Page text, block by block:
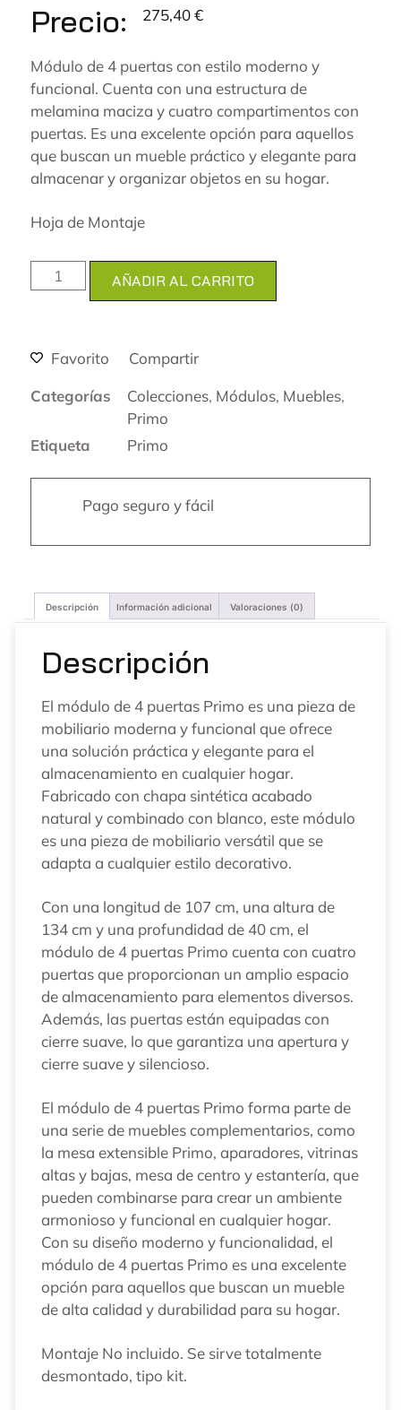
Precio: 275,40€
Módulo de 4 puertas con estilo moderno y
funcional. Cuenta con una estructura de
melamina maciza y cuatro compartimentos con
puertas. Es una excelente opción para aquellos
que buscan un mueble práctico y elegante para
almacenar y organizar objetos en su hogar.
Hoja de Montaje
AÑADIR AL CARRITO
Favorito
Compartir
Categorías
Colecciones, Módulos, Muebles,
Primo
Etiqueta
Primo
Pago seguro y fácil
Descripción Información adicional Valoraciones (0)
Descripción
El módulo de 4 puertas Primo es una pieza de
mobiliario moderna y funcional que ofrece
una solución práctica y elegante para el
almacenamiento en cualquier hogar.
Fabricado con chapa sintética acabado
natural y combinado con blanco, este módulo
es una pieza de mobiliario versátil que se
adapta a cualquier estilo decorativo.
Con una longitud de 107 cm, una altura de
134 cm y una profundidad de 40 cm, el
módulo de 4 puertas Primo cuenta con cuatro
puertas que proporcionan un amplio espacio
de almacenamiento para elementos diversos.
Además, las puertas están equipadas con
cierre suave, lo que garantiza una apertura y
cierre suave y silencioso.
El módulo de 4 puertas Primo forma parte de
una serie de muebles complementarios, como
la mesa extensible Primo, aparadores, vitrinas
altas y bajas, mesa de centro y estantería, que
pueden combinarse para crear un ambiente
armonioso y funcional en cualquier hogar.
Con su diseño moderno y funcionalidad, el
módulo de 4 puertas Primo es una excelente
opción para aquellos que buscan un mueble
de alta calidad y durabilidad para su hogar.
Montaje No incluido. Se sirve totalmente
desmontado, tipo kit.